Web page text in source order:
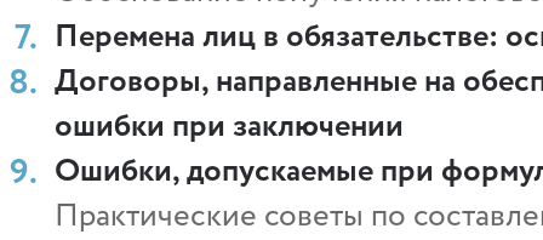
Перемена лиц в обязательстве:
Договоры, направленные на
ошибки при заключении
Ошибки, допускаемые при
Практические советы по